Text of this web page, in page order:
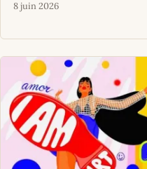
8 juin 2026